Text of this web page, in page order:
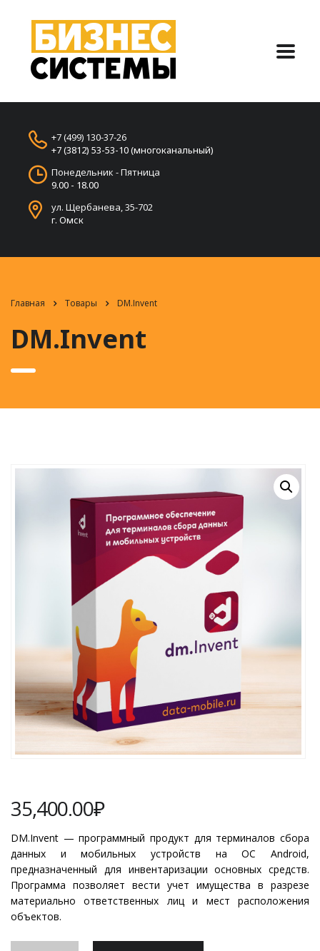
+7 (499) 130-37-26
+7 (3812) 53-53-10 (многоканальный)
Понедельник - Пятница
9.00 - 18.00
ул. Щербанева, 35-702
г. Омск
Главная Товары DM.Invent
DM.Invent
35,400.00₽
DM.Invent — программный продукт для терминалов сбора
данных и мобильных устройств на ОС Android,
предназначенный для инвентаризации основных средств.
Программа позволяет вести учет имущества в разрезе
материально ответственных лиц и мест расположения
объектов.